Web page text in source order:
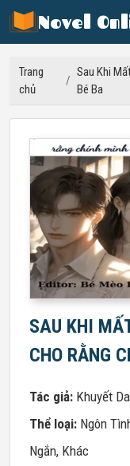
Novel
Trang
chủ
/
Sau Khi
Bé Ba
SAU KHI
CHO RẰNG
Tác giả: Khuyết
Thể loại: Ngôn
Ngắn, Khác